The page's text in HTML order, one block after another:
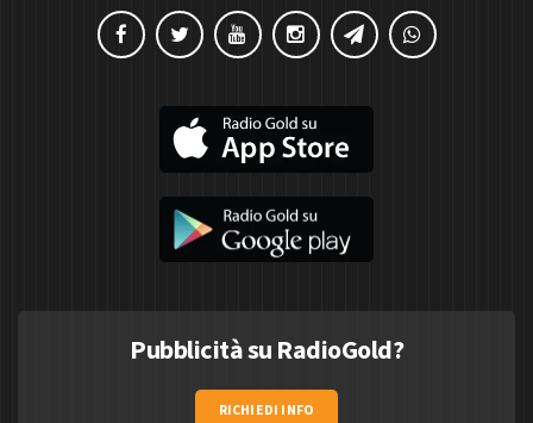
Pubblicità su RadioGold?
RICHIEDI INFO